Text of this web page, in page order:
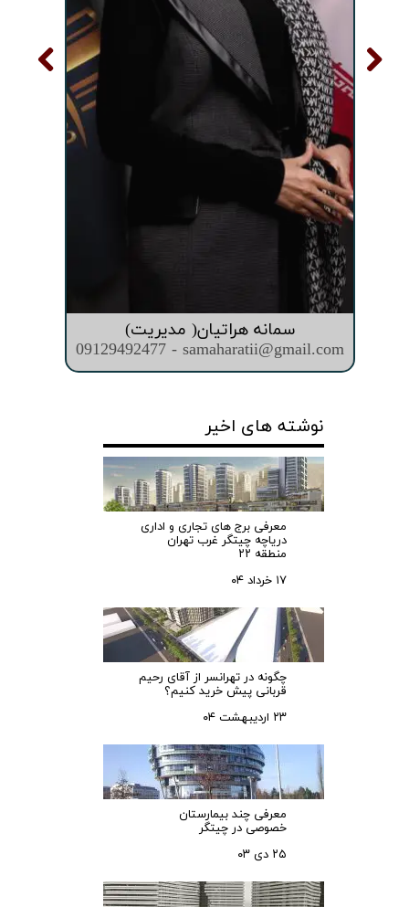
سمانه هراتیان( مدیریت)
09129492477 - samaharatii@gmail.com
نوشته های اخیر
معرفی برج های تجاری و اداری
دریاچه چیتگر غرب تهران
منطقه ۲۲
۱۷ خرداد ۰۴
چگونه در تهرانسر از آقای رحیم
قربانی پیش خرید کنیم؟
۲۳ اردیبهشت ۰۴
معرفی چند بیمارستان
خصوصی در چیتگر
۲۵ دی ۰۳